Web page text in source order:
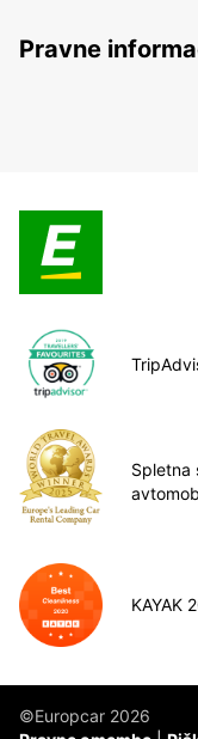
Pravne
Spletna
KAYAK
©Europcar 2026